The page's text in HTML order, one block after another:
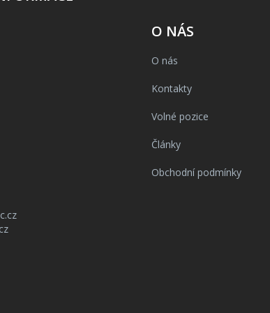
O NÁS
O nás
Kontakty
Volné pozice
Články
Obchodní podmínky